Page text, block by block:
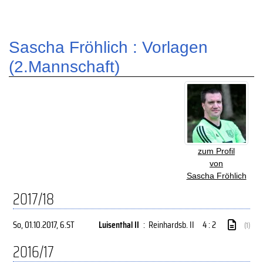
Sascha Fröhlich : Vorlagen
(2.Mannschaft)
zum Profil
von
Sascha Fröhlich
2017/18
So, 01.10.2017, 6.ST Luisenthal II : Reinhardsb. II 4 : 2 (1)
2016/17